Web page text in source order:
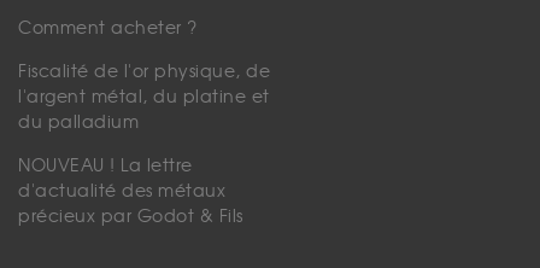
Comment acheter ?
Fiscalité de l'or physique, de
l'argent métal, du platine et
du palladium
NOUVEAU ! La lettre
d'actualité des métaux
précieux par Godot & Fils